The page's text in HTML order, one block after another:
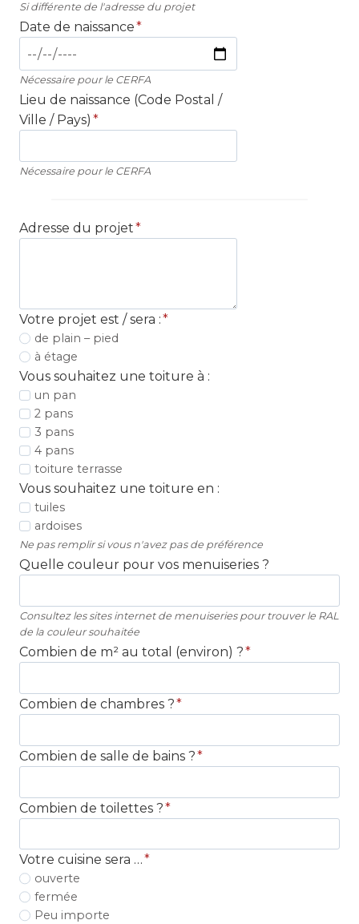
Si différente de l'adresse du projet
Date de naissance*
Nécessaire pour le CERFA
Lieu de naissance (Code Postal /
Ville / Pays) *
Nécessaire pour le CERFA
Adresse du projet*
Votre projet est / sera :*
de plain – pied
à étage
Vous souhaitez une toiture à :
un pan
2 pans
3 pans
4 pans
toiture terrasse
Vous souhaitez une toiture en :
tuiles
ardoises
Ne pas remplir si vous n'avez pas de préférence
Quelle couleur pour vos menuiseries ?
Consultez les sites internet de menuiseries pour trouver le RAL
de la couleur souhaitée
Combien de m² au total (environ) ?*
Combien de chambres ?*
Combien de salle de bains ?*
Combien de toilettes ?*
Votre cuisine sera …*
ouverte
fermée
Peu importe